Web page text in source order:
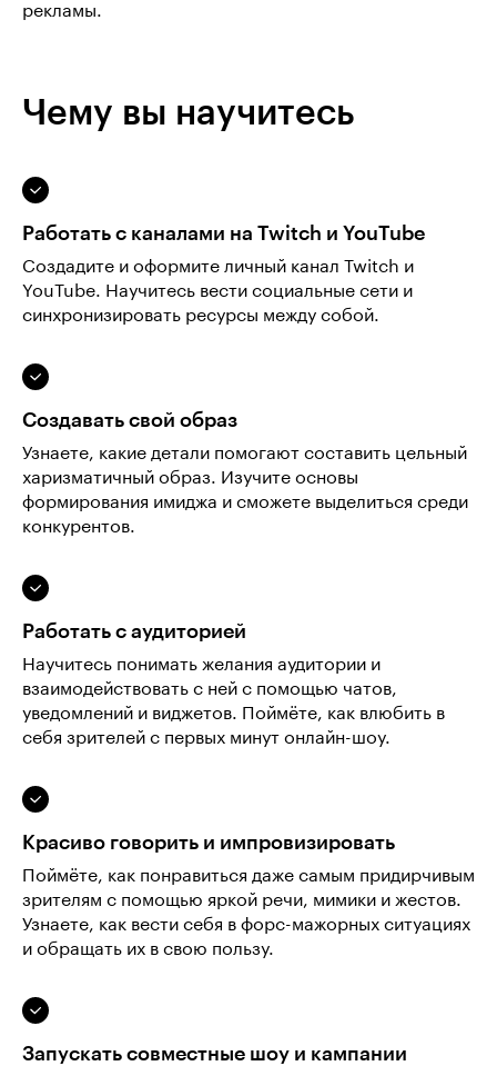
рекламы.
Чему вы научитесь
Работать с каналами на Twitch и YouTube
Создадите и оформите личный канал Twitch и
YouTube. Научитесь вести социальные сети и
синхронизировать ресурсы между собой.
Создавать свой образ
Узнаете, какие детали помогают составить цельный
харизматичный образ. Изучите основы
формирования имиджа и сможете выделиться среди
конкурентов.
Работать с аудиторией
Научитесь понимать желания аудитории и
взаимодействовать с ней с помощью чатов,
уведомлений и виджетов. Поймёте, как влюбить в
себя зрителей с первых минут онлайн-шоу.
Красиво говорить и импровизировать
Поймёте, как понравиться даже самым придирчивым
зрителям с помощью яркой речи, мимики и жестов.
Узнаете, как вести себя в форс-мажорных ситуациях
и обращать их в свою пользу.
Запускать совместные шоу и кампании